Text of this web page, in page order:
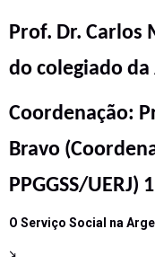
Prof. Dr. Carlos
do colegiado da
Coordenação:
Bravo
PPGGSS/UERJ)
O Serviço Social na
↘